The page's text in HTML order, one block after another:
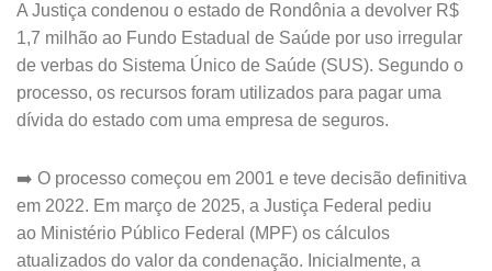
A Justiça condenou o estado de Rondônia a devolver R$
1,7 milhão ao Fundo Estadual de Saúde por uso irregular
de verbas do Sistema Único de Saúde (SUS). Segundo o
processo, os recursos foram utilizados para pagar uma
dívida do estado com uma empresa de seguros.
➡️ O processo começou em 2001 e teve decisão definitiva
em 2022. Em março de 2025, a Justiça Federal pediu
ao Ministério Público Federal (MPF) os cálculos
atualizados do valor da condenação. Inicialmente, a